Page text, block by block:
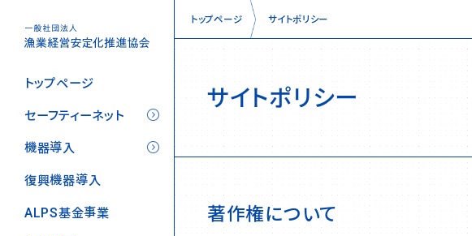
トップページ
セーフティーネット
機器導入
復興機器導入
ALPS基金事業
トップページ サイトポリシー
サイトポリシー
著作権について